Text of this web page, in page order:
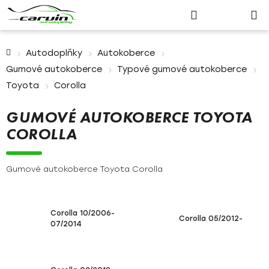
Přihlášení
košík
Autodoplňky
Autokoberce
Gumové autokoberce
Typové gumové autokoberce
Toyota
Corolla
GUMOVÉ AUTOKOBERCE TOYOTA
COROLLA
Gumové autokoberce Toyota Corolla
Corolla 10/2006-
07/2014
Corolla 05/2012-